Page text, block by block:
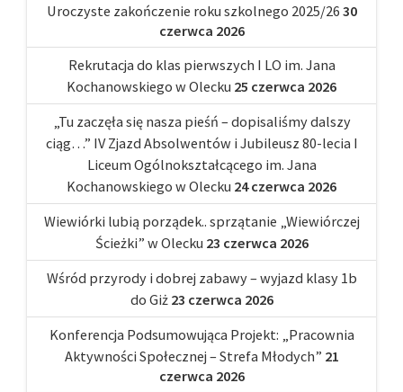
Uroczyste zakończenie roku szkolnego 2025/26 30
czerwca 2026
Rekrutacja do klas pierwszych I LO im. Jana
Kochanowskiego w Olecku 25 czerwca 2026
„Tu zaczęła się nasza pieśń – dopisaliśmy dalszy
ciąg…” IV Zjazd Absolwentów i Jubileusz 80-lecia I
Liceum Ogólnokształcącego im. Jana
Kochanowskiego w Olecku 24 czerwca 2026
Wiewiórki lubią porządek.. sprzątanie „Wiewiórczej
Ścieżki” w Olecku 23 czerwca 2026
Wśród przyrody i dobrej zabawy – wyjazd klasy 1b
do Giż 23 czerwca 2026
Konferencja Podsumowująca Projekt: „Pracownia
Aktywności Społecznej – Strefa Młodych” 21
czerwca 2026